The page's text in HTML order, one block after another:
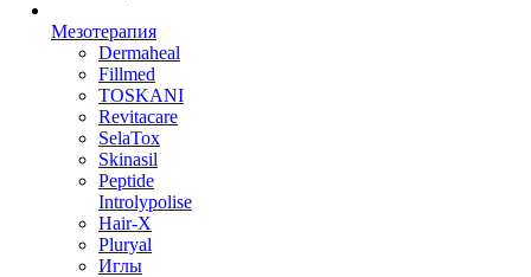
Мезотерапия
Dermaheal
Fillmed
TOSKANI
Revitacare
SelaTox
Skinasil
Peptide
Introlypolise
Hair-X
Pluryal
Иглы